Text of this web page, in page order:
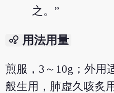
之。”
bubble_chart 用法用量
煎服，3～10g；外用
般生用，肺虚久咳炙用